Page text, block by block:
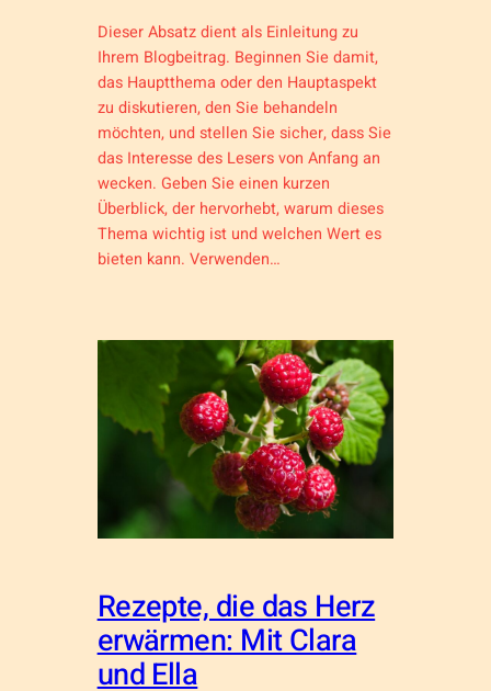
Dieser Absatz dient als Einleitung zu
Ihrem Blogbeitrag. Beginnen Sie damit,
das Hauptthema oder den Hauptaspekt
zu diskutieren, den Sie behandeln
möchten, und stellen Sie sicher, dass Sie
das Interesse des Lesers von Anfang an
wecken. Geben Sie einen kurzen
Überblick, der hervorhebt, warum dieses
Thema wichtig ist und welchen Wert es
bieten kann. Verwenden…
Rezepte, die das Herz
erwärmen: Mit Clara
und Ella